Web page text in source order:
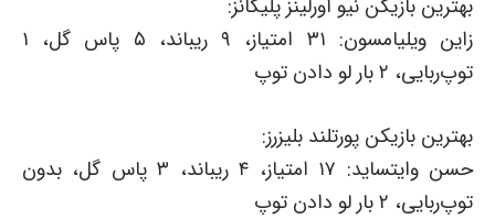
بهترین بازیکن نیو اورلینز پلیکانز:
زاین ویلیامسون: ۳۱ امتیاز، ۹ ریباند، ۵ پاس گل، ۱
توپ‌ربایی، ۲ بار لو دادن توپ
بهترین بازیکن پورتلند بلیزرز:
حسن وایتساید: ۱۷ امتیاز، ۴ ریباند، ۳ پاس گل، بدون
توپ‌ربایی، ۲ بار لو دادن توپ